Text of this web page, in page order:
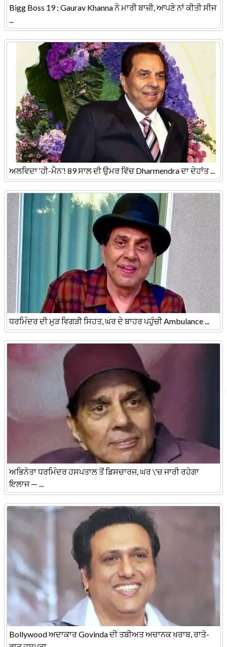
Bigg Boss 19 : Gaurav Khanna ਨੇ ਮਾਰੀ ਬਾਜ਼ੀ, ਆਪਣੇ ਨਾਂ ਕੀਤੀ ਸੀਜ
...
ਅਲਵਿਦਾ ‘ਹੀ-ਮੈਨ’! 89 ਸਾਲ ਦੀ ਉਮਰ ਵਿੱਚ Dharmendra ਦਾ ਦੇਹਾਂਤ ...
ਧਰਮਿੰਦਰ ਦੀ ਮੁੜ ਵਿਗੜੀ ਸਿਹਤ, ਘਰ ਦੇ ਬਾਹਰ ਪਹੁੰਚੀ Ambulance ...
ਅਭਿਨੇਤਾ ਧਰਮਿੰਦਰ ਹਸਪਤਾਲ ਤੋਂ ਡਿਸਚਾਰਜ, ਘਰ \'ਚ ਜਾਰੀ ਰਹੇਗਾ
ਇਲਾਜ — ...
Bollywood ਅਦਾਕਾਰ Govinda ਦੀ ਤਬੀਅਤ ਅਚਾਨਕ ਖਰਾਬ, ਰਾਤੋ-